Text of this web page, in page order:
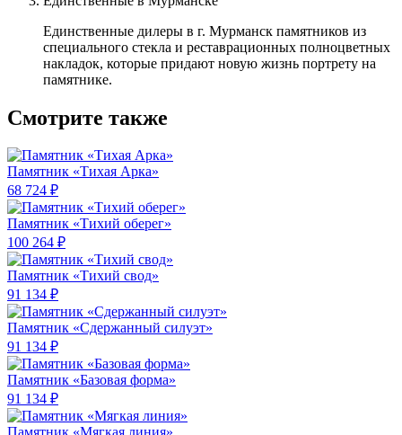
Единственные дилеры в г. Мурманск памятников из
специального стекла и реставрационных полноцветных
накладок, которые придают новую жизнь портрету на
памятнике.
Смотрите также
Памятник «Тихая Арка»
68 724 ₽
Памятник «Тихий оберег»
100 264 ₽
Памятник «Тихий свод»
91 134 ₽
Памятник «Сдержанный силуэт»
91 134 ₽
Памятник «Базовая форма»
91 134 ₽